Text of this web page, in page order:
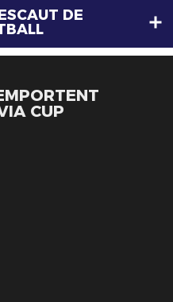
DE
CUP